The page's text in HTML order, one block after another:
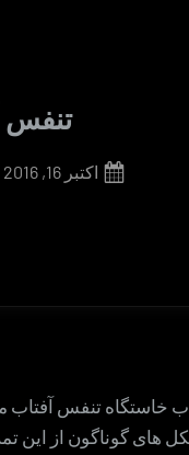
تنفس
Posted
اکتبر 16, 2016
خاستگاه تنفس آفتاب
های گوناگون از این